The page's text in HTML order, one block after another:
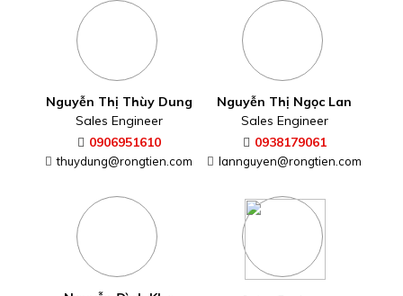
Nguyễn Thị Thùy Dung
Sales Engineer
0906951610
thuydung@rongtien.com
Nguyễn Thị Ngọc Lan
Sales Engineer
0938179061
lannguyen@rongtien.com